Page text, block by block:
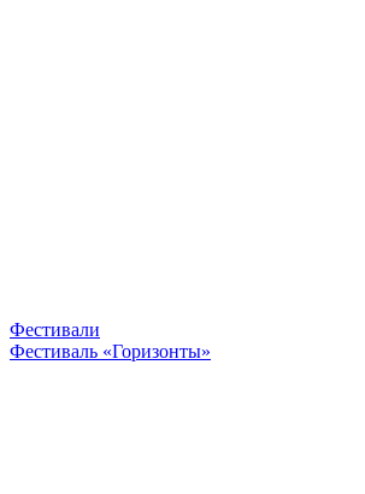
Фестивали
Фестиваль «Горизонты»